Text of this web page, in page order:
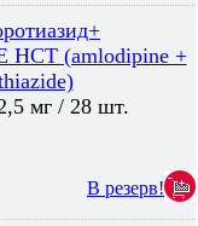
HCT (amlodipine +
мг / 28 шт.
В резерв!